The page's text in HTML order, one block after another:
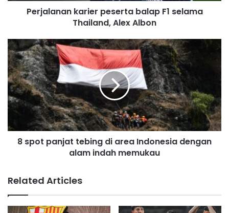
s
Perjalanan karier peserta balap F1 selama
Thailand, Alex Albon
8 spot panjat tebing di area Indonesia dengan
alam indah memukau
Related Articles